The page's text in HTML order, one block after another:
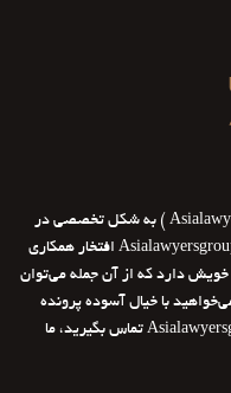
موسسه حقوقی و داوری وکلای آسیا ( Asialawyersgroup ) به شکل تخصصی در
حوزه حقوقی و داوری فعالیت می‌کند. موسسه Asialawyersgroup افتخار همکاری
خویش دارد که از آن جمله می‌توان
با خیال آسوده پرونده
های حقوقی خود را پیگیری نمایید، حتما با Asialawyersgroup تماس بگیرید، ما